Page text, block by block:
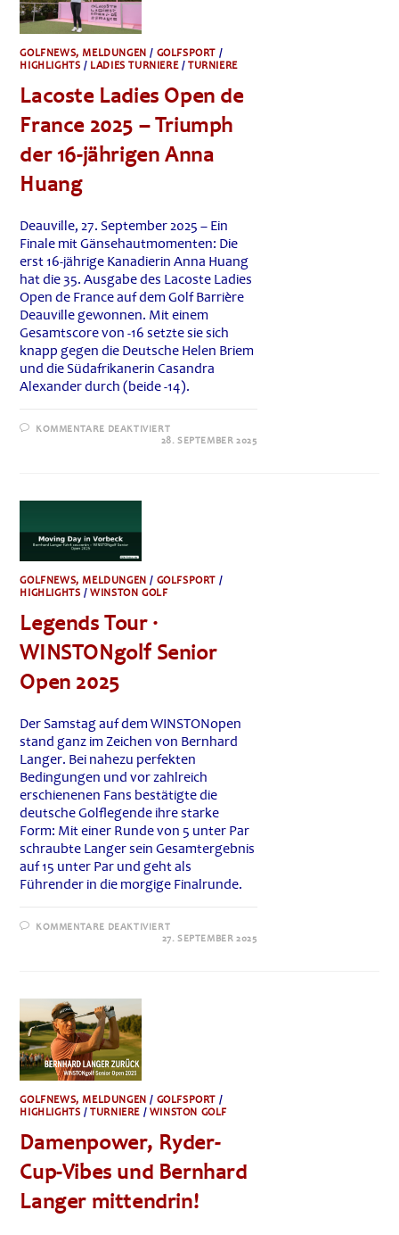
GOLFNEWS, MELDUNGEN / GOLFSPORT /
HIGHLIGHTS / LADIES TURNIERE/TURNIERE
Lacoste Ladies Open de
France 2025 – Triumph
der 16-jährigen Anna
Huang
Deauville, 27. September 2025 – Ein
Finale mit Gänsehautmomenten: Die
erst 16-jährige Kanadierin Anna Huang
hat die 35. Ausgabe des Lacoste Ladies
Open de France auf dem Golf Barrière
Deauville gewonnen. Mit einem
Gesamtscore von -16 setzte sie sich
knapp gegen die Deutsche Helen Briem
und die Südafrikanerin Casandra
Alexander durch (beide -14).
KOMMENTARE DEAKTIVIERTFÜR
LACOSTE
HUANG
28. SEPTEMBER 2025
GOLFNEWS, MELDUNGEN / GOLFSPORT /
HIGHLIGHTS /WINSTON GOLF
Legends Tour ·
WINSTONgolf Senior
Open 2025
Der Samstag auf dem WINSTONopen
stand ganz im Zeichen von Bernhard
Langer. Bei nahezu perfekten
Bedingungen und vor zahlreich
erschienenen Fans bestätigte die
deutsche Golflegende ihre starke
Form: Mit einer Runde von 5 unter Par
schraubte Langer sein Gesamtergebnis
auf 15 unter Par und geht als
Führender in die morgige Finalrunde.
KOMMENTARE DEAKTIVIERTFÜR
LEGENDS
27. SEPTEMBER 2025
GOLFNEWS, MELDUNGEN / GOLFSPORT /
HIGHLIGHTS /TURNIERE / WINSTON GOLF
Damenpower, Ryder-
Cup-Vibes und Bernhard
Langer mittendrin!